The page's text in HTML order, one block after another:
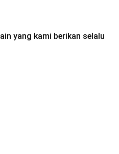
yang kami berikan selalu